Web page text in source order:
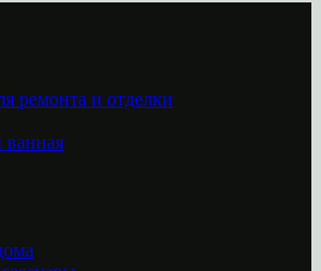
ремонта и отделки
ванная